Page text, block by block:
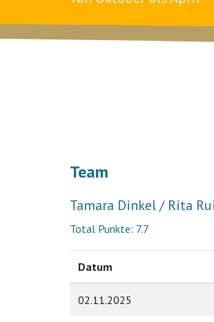
Team
Tamara Dinkel / Rita
Total Punkte: 7.7
Datum
02.11.2025